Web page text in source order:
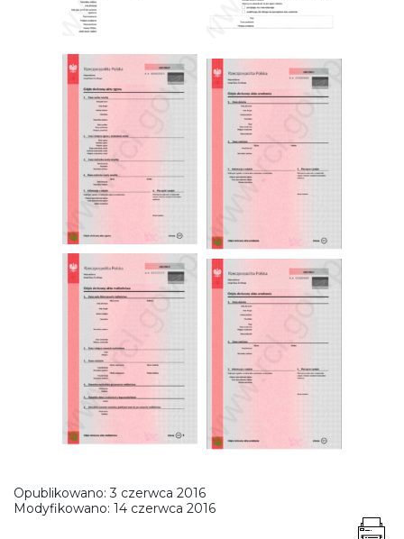
Opublikowano:3 czerwca 2016
Modyfikowano: 14 czerwca 2016